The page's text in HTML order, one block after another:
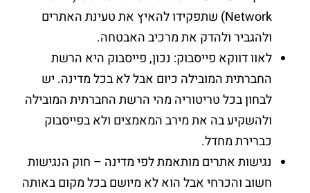
Network) שתפקידו להאיץ את טעינת האתרים
ולהגביר ולהדק את מרכיב האבטחה.
לאוו דווקא פייסבוק: נכון, פייסבוק היא הרשת
החברתית המובילה כיום אבל לא בכל מדינה. יש
לבחון בכל טריטוריה מהי הרשת החברתית המובילה
ולהשקיע בה את מירב המאמצים ולא בפייסבוק
כברירת מחדל.
נגישות אתרים מותאמת לפי מדינה – חוק הנגישות
חשוב והכרחי אבל הוא לא מיושם בכל מקום באותה